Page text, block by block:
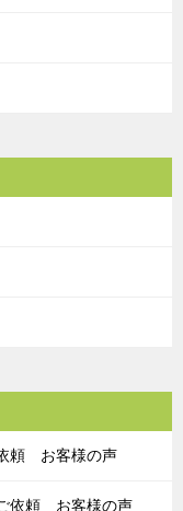
頼 お客様の声
依頼 お客様の声